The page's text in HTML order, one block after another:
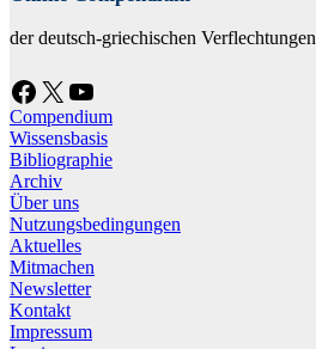
der deutsch-griechischen Verflechtungen
Facebook X YouTube
Compendium
Wissensbasis
Bibliographie
Archiv
Über uns
Nutzungsbedingungen
Aktuelles
Mitmachen
Newsletter
Kontakt
Impressum